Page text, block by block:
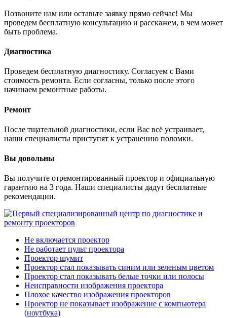
Позвоните нам или оставьте заявку прямо сейчас! Мы
проведем бесплатную консультацию и расскажем, в чем может
быть проблема.
Диагностика
Проведем бесплатную диагностику. Согласуем с Вами
стоимость ремонта. Если согласны, только после этого
начинаем ремонтные работы.
Ремонт
После тщательной диагностики, если Вас всё устраивает,
наши специалисты приступят к устранению поломки.
Вы довольны
Вы получите отремонтированный проектор и официальную
гарантию на 3 года. Наши специалисты дадут бесплатные
рекомендации.
Не включается проектор
Не работает пульт проектора
Проектор шумит
Проектор стал показывать синим или зеленым цветом
Проектор стал показывать белые точки или полосы
Неисправности изображения проектора
Плохое качество изображения проекторов
Проектор не показывает изображение с компьютера
(ноутбука)